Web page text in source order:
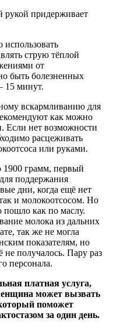
использовать
струю тёплой
от
быть болезненных
15 минут.
вскармливанию для
как можно
Если нет возможности
расцеживать
или руками.
1900 грамм, первый
поддержания
дни, когда ещё нет
и молокоотсосом. Но
пошло как по маслу.
молока из дальних
так же не могла
показателям, но
не получалось. Пару раз
персонала.
платная услуга,
может вызвать
поможет
за один день.